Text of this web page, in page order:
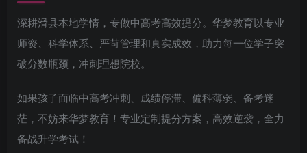
深耕滑县本地学情，专做中高考高效提分。华梦教育以专业
师资、科学体系、严苛管理和真实成效，助力每一位学子突
破分数瓶颈，冲刺理想院校。
如果孩子面临中高考冲刺、成绩停滞、偏科薄弱、备考迷
茫，不妨来华梦教育！专业定制提分方案，高效逆袭，全力
备战升学考试！